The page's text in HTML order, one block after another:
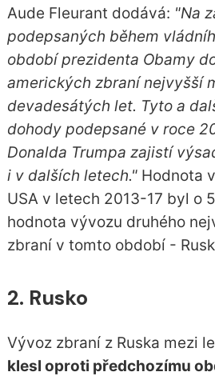
Aude Fleurant dodává: "Na
podepsaných během
období prezidenta Obamy
amerických zbraní nejvyšší
devadesátých let. Tyto a
dohody podepsané v roce
Donalda Trumpa zajistí
i v dalších letech." Hodnota
USA v letech 2013-17 byl o
hodnota vývozu druhého
zbraní v tomto období -
2. Rusko
Vývoz zbraní z Ruska mezi
klesl oproti předchozímu